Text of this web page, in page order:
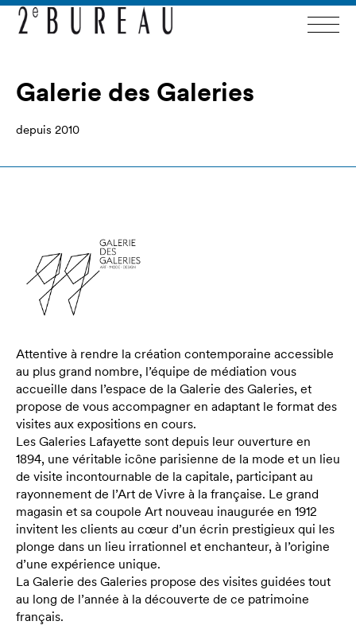
Galerie des Galeries
depuis 2010
Attentive à rendre la création contemporaine accessible
au plus grand nombre, l’équipe de médiation vous
accueille dans l’espace de la Galerie des Galeries, et
propose de vous accompagner en adaptant le format des
visites aux expositions en cours.
Les Galeries Lafayette sont depuis leur ouverture en
1894, une véritable icône parisienne de la mode et un lieu
de visite incontournable de la capitale, participant au
rayonnement de l’Art de Vivre à la française. Le grand
magasin et sa coupole Art nouveau inaugurée en 1912
invitent les clients au cœur d’un écrin prestigieux qui les
plonge dans un lieu irrationnel et enchanteur, à l’origine
d’une expérience unique.
La Galerie des Galeries propose des visites guidées tout
au long de l’année à la découverte de ce patrimoine
français.